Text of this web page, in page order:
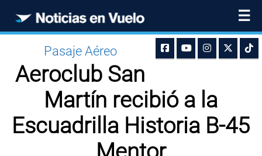
☰
Pasaje Aéreo
Aeroclub San
Martín recibió a la
Escuadrilla Historia B-45